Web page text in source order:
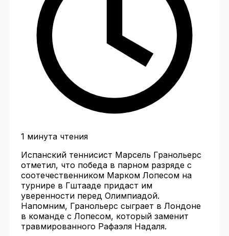
1 минута чтения
Испанский теннисист Марсель Гранольерс
отметил, что победа в парном разряде с
соотечественником Марком Лопесом на
турнире в Гштааде придаст им
уверенности перед Олимпиадой.
Напомним, Гранольерс сыграет в Лондоне
в команде с Лопесом, который заменит
травмированного Рафаэля Надаля.